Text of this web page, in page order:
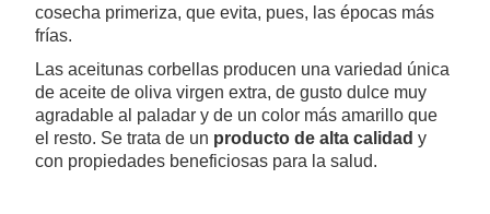
cosecha primeriza, que evita, pues, las épocas más
frías.
Las aceitunas corbellas producen una variedad única
de aceite de oliva virgen extra, de gusto dulce muy
agradable al paladar y de un color más amarillo que
el resto. Se trata de un producto de alta calidad y
con propiedades beneficiosas para la salud.